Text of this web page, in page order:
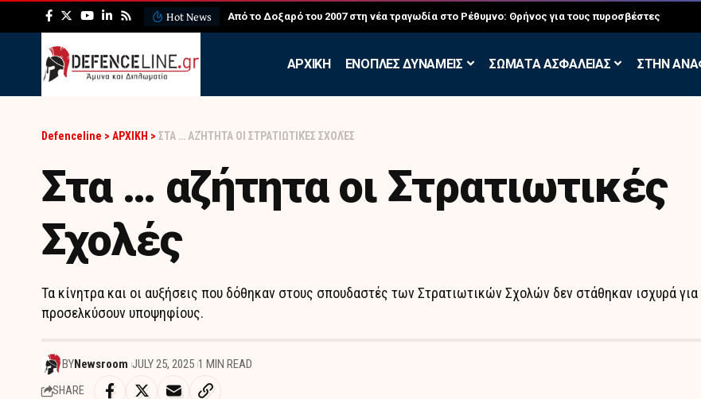
Hot News ΛΕΦΕΔ: Η εντυπωσιακή άσκηση των Εθελοντών Εφέδρων στον Έβρο
APXIKH ΕΝΟΠΛΕΣ ΔΥΝΑΜΕΙΣ ΣΩΜΑΤΑ ΑΣΦΑΛΕΙΑΣ ΣΤΗΝ
Defenceline > ΑΡΧΙΚΗ > ΣΤΑ … ΑΖΉΤΗΤΑ ΟΙ ΣΤΡΑΤΙΩΤΙΚΈΣ ΣΧΟΛΈΣ
Στα … αζήτητα οι Στρατιωτικές
Σχολές
Τα κίνητρα και οι αυξήσεις που δόθηκαν στους σπουδαστές των Στρατιωτικών Σχολών δεν στάθηκαν ισχυρά για
προσελκύσουν υποψηφίους.
BYNewsroom JULY 25, 2025 1 MIN READ
SHARE